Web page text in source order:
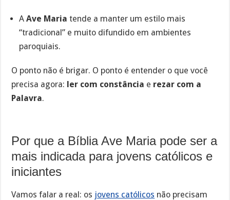
AAve Maria tende a manter um estilo mais
“tradicional” e muito difundido em ambientes
paroquiais.
O ponto não é brigar. O ponto é entender o que você
precisa agora: ler com constância e rezar com a
Palavra.
Por que a Bíblia Ave Maria pode ser a
mais indicada para jovens católicos e
iniciantes
Vamos falar a real: os jovens católicos não precisam